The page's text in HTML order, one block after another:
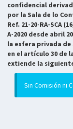
confidencial
por la Sala de lo
Ref. 21-20-RA-SCA
A-2020 desde abril
la esfera privada
en el artículo 30 de
extiende la
Sin Comisión ni